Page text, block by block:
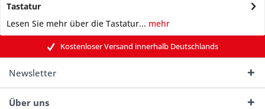
Tastatur
Lesen Sie mehr über die Tastatur... mehr
Kostenloser Versand innerhalb Deutschlands
Newsletter
Über uns